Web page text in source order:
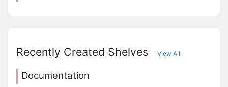
Recently Created Shelves View All
Documentation